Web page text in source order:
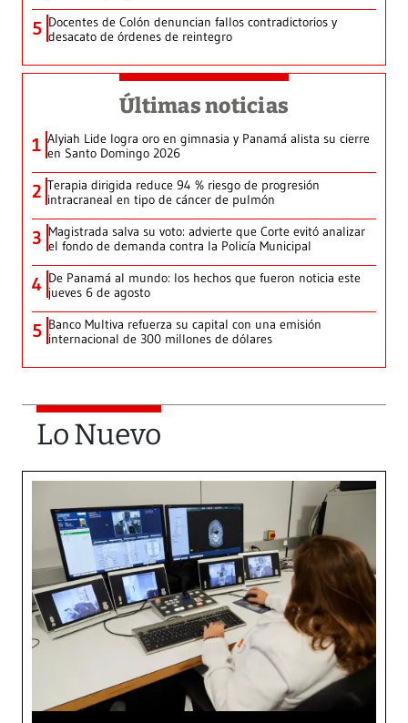
5 Docentes de Colón denuncian fallos contradictorios y
desacato de órdenes de reintegro
Últimas noticias
1 Alyiah Lide logra oro en gimnasia y Panamá alista su cierre
en Santo Domingo 2026
2 Terapia dirigida reduce 94 % riesgo de progresión
intracraneal en tipo de cáncer de pulmón
3 Magistrada salva su voto: advierte que Corte evitó analizar
el fondo de demanda contra la Policía Municipal
4 De Panamá al mundo: los hechos que fueron noticia este
jueves 6 de agosto
5 Banco Multiva refuerza su capital con una emisión
internacional de 300 millones de dólares
Lo Nuevo